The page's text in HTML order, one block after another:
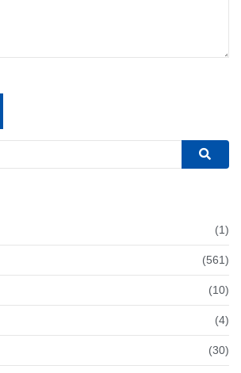
(1)
(561)
(10)
(4)
(30)